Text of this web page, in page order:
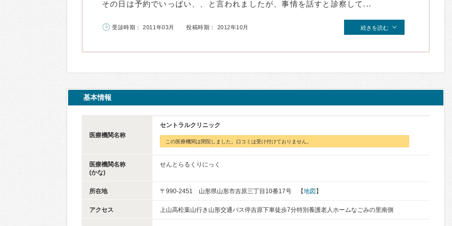
その日は予約でいっぱい、、と言われましたが、事情を話すと診察して...
受診時期： 2011年03月 投稿時期： 2012年10月 続きを読む
基本情報
医療機関名称
セントラルクリニック
この医療機関は閉院しました。口コミは受け付けておりません。
医療機関名称
(かな)
せんとらるくりにっく
所在地 〒990-2451 山形県山形市吉原三丁目10番17号 【地図 】
アクセス 上山高松葉山行き山形交通バス停吉原下車徒歩7分特別養護老人ホームなごみの里南側